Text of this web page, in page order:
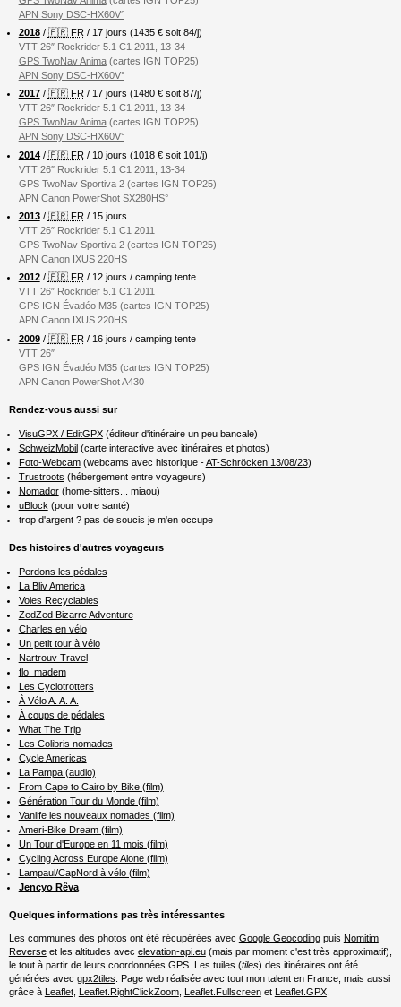
APN Sony DSC-HX60V°
2018/ 🇫🇷 FR / 17 jours (1435 € soit 84/j)
VTT 26″ Rockrider 5.1 C1 2011, 13-34
GPS TwoNav Anima(cartes IGN TOP25)
APN Sony DSC-HX60V°
2017/ 🇫🇷 FR/ 17 jours (1480 € soit 87/j)
VTT 26″ Rockrider 5.1 C1 2011, 13-34
GPS TwoNav Anima(cartes IGN TOP25)
APN Sony DSC-HX60V°
2014/ 🇫🇷 FR / 10 jours (1018 € soit 101/j)
VTT 26″ Rockrider 5.1 C1 2011, 13-34
GPS TwoNav Sportiva 2 (cartes IGN TOP25)
APN Canon PowerShot SX280HS°
2013/ 🇫🇷 FR / 15 jours
VTT 26″ Rockrider 5.1 C1 2011
GPS TwoNav Sportiva 2 (cartes IGN TOP25)
APN Canon IXUS 220HS
2012/ 🇫🇷 FR/ 12 jours / camping tente
VTT 26″ Rockrider 5.1 C1 2011
GPS IGN Évadéo M35 (cartes IGN TOP25)
APN Canon IXUS 220HS
2009/ 🇫🇷 FR / 16 jours / camping tente
VTT 26″
GPS IGN Évadéo M35 (cartes IGN TOP25)
APN Canon PowerShot A430
Rendez-vous aussi sur
VisuGPX / EditGPX(éditeur d'itinéraire un peu bancale)
SchweizMobil(carte interactive avec itinéraires et photos)
Foto-Webcam(webcams avec historique -AT-Schröcken 13/08/23)
Trustroots (hébergement entre voyageurs)
Nomador(home-sitters... miaou)
uBlock (pour votre santé)
trop d'argent ? pas de soucis je m'en occupe
Des histoires d'autres voyageurs
Perdons les pédales
La Bliv America
Voies Recyclables
ZedZed Bizarre Adventure
Charles en vélo
Un petit tour à vélo
Nartrouv Travel
flo_madem
Les Cyclotrotters
À Vélo A. A. A.
À coups de pédales
What The Trip
Les Colibris nomades
Cycle Americas
La Pampa (audio)
From Cape to Cairo by Bike (film)
Génération Tour du Monde (film)
Vanlife les nouveaux nomades (film)
Ameri-Bike Dream (film)
Un Tour d'Europe en 11 mois (film)
Cycling Across Europe Alone (film)
Lampaul/CapNord à vélo (film)
Jencyo Rêva
Quelques informations pas très intéressantes
Les communes des photos ont été récupérées avec Google Geocodingpuis Nomitim
Reverseet les altitudes avec elevation-api.eu(mais par moment c'est très approximatif),
le tout à partir de leurs coordonnées GPS. Les tuiles (tiles) des itinéraires ont été
générées avec gpx2tiles . Page web réalisée avec tout mon talent en France, mais aussi
grâce à
Leaflet, Leaflet.RightClickZoom, Leaflet.Fullscreenet Leaflet.GPX.